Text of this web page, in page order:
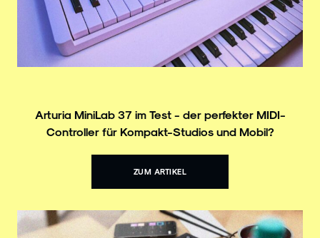
Arturia MiniLab 37 im Test - der perfekter MIDI-
Controller für Kompakt-Studios und Mobil?
ZUM ARTIKEL